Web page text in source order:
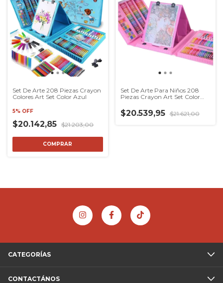
Set De Arte 208 Piezas Crayon
Colores Art Set Color Azul
5% OFF
$20.142,85 $21.203,00
COMPRAR
Set De Arte Para Niños 208
Piezas Crayon Art Set Color
$20.539,95 $21.621,00
CATEGORÍAS
CONTACTÁNOS